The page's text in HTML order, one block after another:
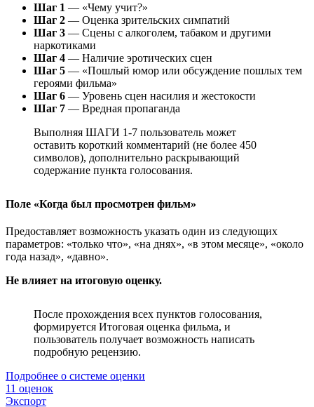
Шаг 1 — «Чему учит?»
Шаг 2 — Оценка зрительских симпатий
Шаг 3 — Сцены с алкоголем, табаком и другими
наркотиками
Шаг 4 — Наличие эротических сцен
Шаг 5 — «Пошлый юмор или обсуждение пошлых тем
героями фильма»
Шаг 6 — Уровень сцен насилия и жестокости
Шаг 7 — Вредная пропаганда
Выполняя ШАГИ 1-7 пользователь может
оставить короткий комментарий (не более 450
символов), дополнительно раскрывающий
содержание пункта голосования.
Поле «Когда был просмотрен фильм»
Предоставляет возможность указать один из следующих
параметров: «только что», «на днях», «в этом месяце», «около
года назад», «давно».
Не влияет на итоговую оценку.
После прохождения всех пунктов голосования,
формируется Итоговая оценка фильма, и
пользователь получает возможность написать
подробную рецензию.
Подробнее о системе оценки
11 оценок
Экспорт